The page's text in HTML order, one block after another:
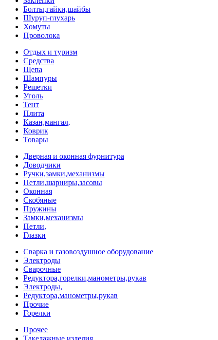
Болты,гайки,шайбы
Шуруп-глухарь
Хомуты
Проволока
Отдых и туризм
Средства
Щепа
Шампуры
Решетки
Уголь
Тент
Плита
Казан,мангал,
Коврик
Товары
Дверная и оконная фурнитура
Доводчики
Ручки,замки,механизмы
Петли,шарниры,засовы
Оконная
Скобяные
Пружины
Замки,механизмы
Петли,
Глазки
Сварка и газовоздушное оборудование
Электроды
Сварочные
Редуктора,горелки,манометры,рукав
Электроды,
Редуктора,манометры,рукав
Прочие
Горелки
Прочее
Такелажные изделия